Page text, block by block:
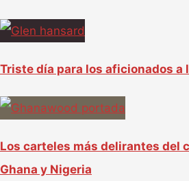
Triste día para los aficionados a
Los carteles más delirantes del
Ghana y Nigeria